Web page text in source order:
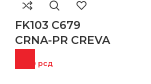
FK103 C679
CRNA-PR CREVA
9.000 рсд